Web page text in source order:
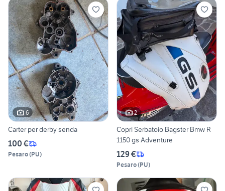
6
Carter per derby senda
100 €
Pesaro(PU)
2
Copri Serbatoio Bagster Bmw R
1150 gs Adventure
129 €
Pesaro(PU)